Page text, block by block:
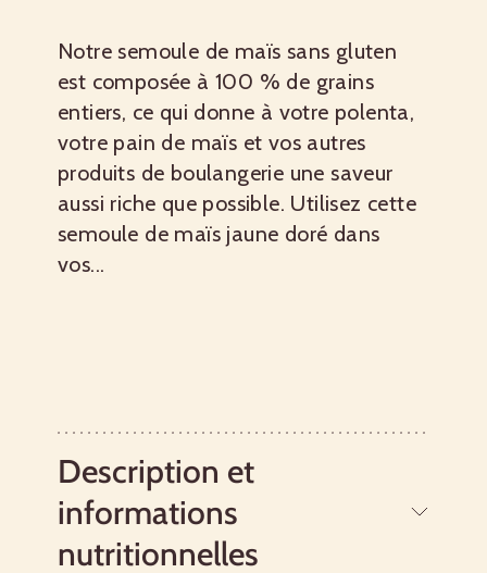
Notre semoule de maïs sans gluten
est composée à 100 % de grains
entiers, ce qui donne à votre polenta,
votre pain de maïs et vos autres
produits de boulangerie une saveur
aussi riche que possible. Utilisez cette
semoule de maïs jaune doré dans
vos...
Description et
informations
nutritionnelles